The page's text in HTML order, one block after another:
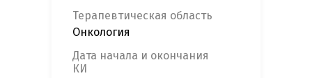
Терапевтическая область
Онкология
Дата начала и окончания
КИ